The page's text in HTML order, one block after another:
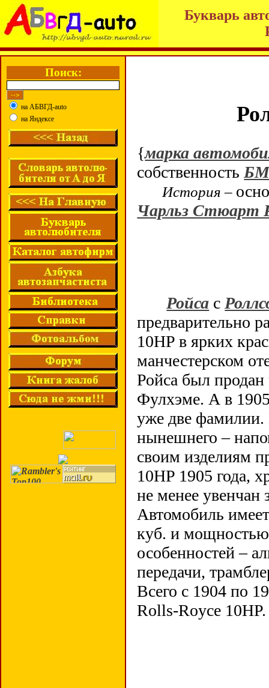
Букварь
Поиск:
на АБВГД-auto
на Яндексе
{марка
собственность
История –
Чарльз Стюарт
Ройса с
предварительно
10HP в ярких
манчестерском
Ройса был продан
Фулхэме. А в
уже две фамилии.
нынешнего –
своим изделиям
10HP 1905 года,
не менее
Автомобиль
куб. и
особенностей –
передачи,
Всего с 1904 по
Rolls-Royce 10HP.